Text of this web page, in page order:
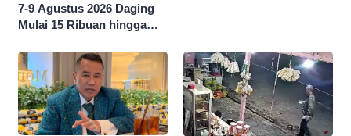
7-9 Agustus 2026 Daging
Mulai 15 Ribuan hingga